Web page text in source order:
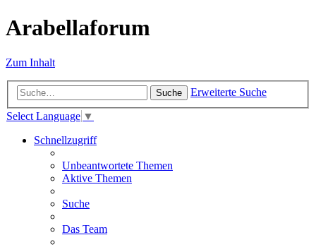
Arabellaforum
Zum Inhalt
Suche
Erweiterte Suche
Select Language ▼
Schnellzugriff
Unbeantwortete Themen
Aktive Themen
Suche
Das Team